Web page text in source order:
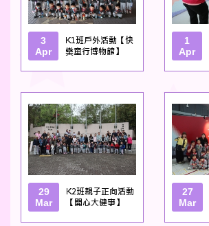
3
Apr
K1班戶外活動【快
樂童行博物館】
1
Apr
29
Mar
K2班親子正向活動
【開心大健事】
27
Mar